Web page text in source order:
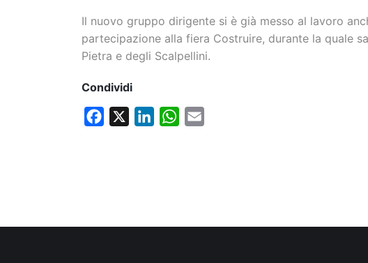
Il nuovo gruppo dirigente si è già messo al lavoro
partecipazione alla fiera Costruire, durante la quale
Pietra e degli Scalpellini.
Condividi
Facebook LinkedInWhatsApp